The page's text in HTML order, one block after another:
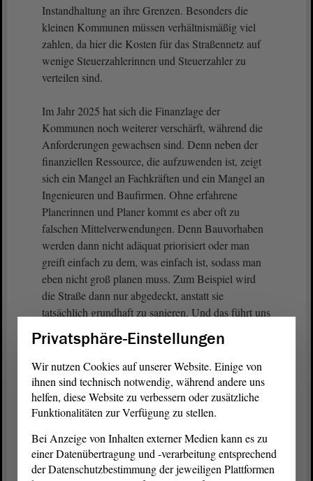
Instandhaltung an ihre Grenzen. Besonders die
kleinen Kommunen müssen verhältnismäßig viel
zahlen, da hier die Kosten für das Straßennetz auf
wenige Steuerzahlerinnen und Steuerzahler zu
verteilen sind.
Im Jahr 2025 hat sich die Finanzlage der
Kommunen noch weiterer verschärft, während die
Anforderungen gewachsen sind. Denn neben der
finanziellen Ressource, die aufzuwenden ist, zeigt
sich ein Mangel an Fachkräften und ein Mangel an
Ingenieuren und Baufirmen. Ohne erfahrene
Planerinnen und Planer kommt es aber oft zu
falschen Mittelverwendungen. Denn Bauvorhaben
werden dann nicht adäquat priorisiert oder man
greift einfach zu dem, was einfach ist, sodass man
eben nicht groß planen muss. Zum Beispiel wird
die Straße dann nur abgedeckt, anstatt sie
tatsächlich grundhaft zu sanieren. Und das führt uns
(Zustimmung bei den GRÜNEN)
Besser werden müssen wir auch beim Planungs-
und Genehmigungsrecht.
(Zuruf von Guido Kosmehl, FDP)
Privatsphäre-Einstellungen
Wir nutzen Cookies auf unserer Website. Einige von
ihnen sind technisch notwendig, während andere uns
helfen, diese Website zu verbessern oder zusätzliche
Funktionalitäten zur Verfügung zu stellen.
Bei Anzeige von Inhalten externer Medien kann es zu
einer Datenübertragung und -verarbeitung entsprechend
der Datenschutzbestimmung der jeweiligen Plattformen